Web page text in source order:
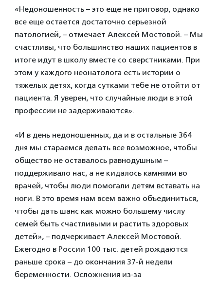
«Недоношенность – это еще не приговор, однако
все еще остается достаточно серьезной
патологией, – отмечает Алексей Мостовой. – Мы
счастливы, что большинство наших пациентов в
итоге идут в школу вместе со сверстниками. При
этом у каждого неонатолога есть истории о
тяжелых детях, когда сутками тебе не отойти от
пациента. Я уверен, что случайные люди в этой
профессии не задерживаются».
«И в день недоношенных, да и в остальные 364
дня мы стараемся делать все возможное, чтобы
общество не оставалось равнодушным –
поддерживало нас, а не кидалось камнями во
врачей, чтобы люди помогали детям вставать на
ноги. В это время нам всем важно объединиться,
чтобы дать шанс как можно большему числу
семей быть счастливыми и растить здоровых
детей», – подчеркивает Алексей Мостовой.
Ежегодно в России 100 тыс. детей рождаются
раньше срока – до окончания 37-й недели
беременности. Осложнения из-за